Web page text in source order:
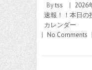
Bytss | 2026
速報！！本日の
カレンダー
| No Comments